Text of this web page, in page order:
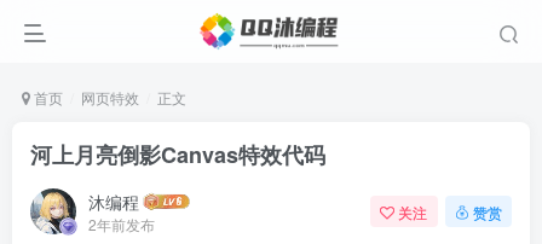
首页 网页特效 正文
河上月亮倒影Canvas特效代码
沐编程
2年前发布
关注 赞赏